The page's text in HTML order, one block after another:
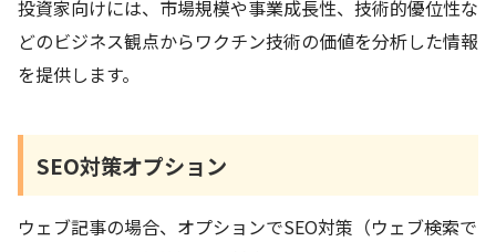
投資家向けには、市場規模や事業成長性、技術的優位性な
どのビジネス観点からワクチン技術の価値を分析した情報
を提供します。
SEO対策オプション
ウェブ記事の場合、オプションでSEO対策（ウェブ検索で